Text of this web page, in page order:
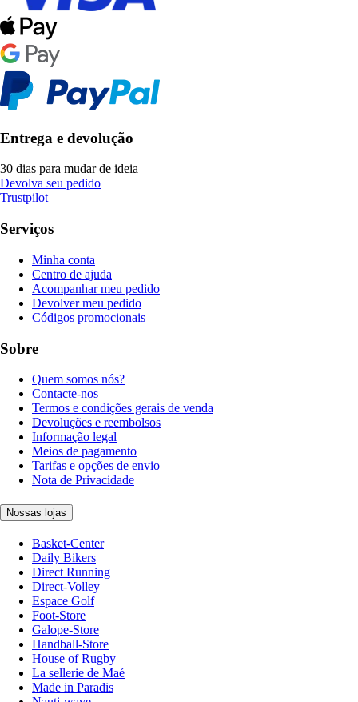
Entrega e devolução
30 dias para mudar de ideia
Devolva seu pedido
Trustpilot
Serviços
Minha conta
Centro de ajuda
Acompanhar meu pedido
Devolver meu pedido
Códigos promocionais
Sobre
Quem somos nós?
Contacte-nos
Termos e condições gerais de venda
Devoluções e reembolsos
Informação legal
Meios de pagamento
Tarifas e opções de envio
Nota de Privacidade
Nossas lojas
Basket-Center
Daily Bikers
Direct Running
Direct-Volley
Espace Golf
Foot-Store
Galope-Store
Handball-Store
House of Rugby
La sellerie de Maé
Made in Paradis